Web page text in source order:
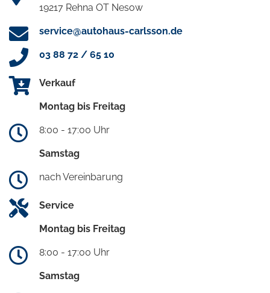
19217 Rehna OT Nesow
service@autohaus-carlsson.de
03 88 72 / 65 10
Verkauf
Montag bis Freitag
8:00 - 17:00 Uhr
Samstag
nach Vereinbarung
Service
Montag bis Freitag
8:00 - 17:00 Uhr
Samstag